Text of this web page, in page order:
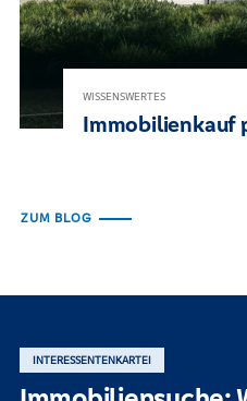
WISSENSWERTES
Immobilienkauf
ZUM BLOG
INTERESSENTENKARTEI